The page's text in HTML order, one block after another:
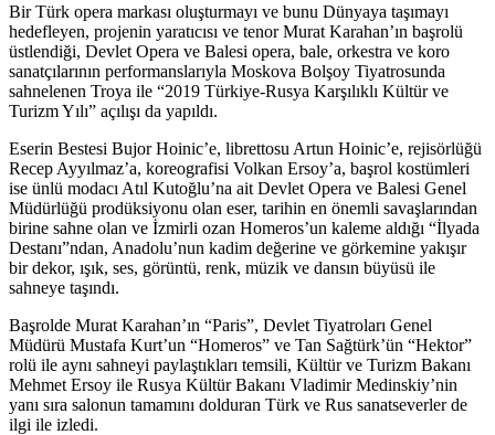
Bir Türk opera markası oluşturmayı ve bunu Dünyaya taşımayı
hedefleyen, projenin yaratıcısı ve tenor Murat Karahan’ın başrolü
üstlendiği, Devlet Opera ve Balesi opera, bale, orkestra ve koro
sanatçılarının performanslarıyla Moskova Bolşoy Tiyatrosunda
sahnelenen Troya ile “2019 Türkiye-Rusya Karşılıklı Kültür ve
Turizm Yılı” açılışı da yapıldı.
Eserin Bestesi Bujor Hoinic’e, librettosu Artun Hoinic’e, rejisörlüğü
Recep Ayyılmaz’a, koreografisi Volkan Ersoy’a, başrol kostümleri
ise ünlü modacı Atıl Kutoğlu’na ait Devlet Opera ve Balesi Genel
Müdürlüğü prodüksiyonu olan eser, tarihin en önemli savaşlarından
birine sahne olan ve İzmirli ozan Homeros’un kaleme aldığı “İlyada
Destanı”ndan, Anadolu’nun kadim değerine ve görkemine yakışır
bir dekor, ışık, ses, görüntü, renk, müzik ve dansın büyüsü ile
sahneye taşındı.
Başrolde Murat Karahan’ın “Paris”, Devlet Tiyatroları Genel
Müdürü Mustafa Kurt’un “Homeros” ve Tan Sağtürk’ün “Hektor”
rolü ile aynı sahneyi paylaştıkları temsili, Kültür ve Turizm Bakanı
Mehmet Ersoy ile Rusya Kültür Bakanı Vladimir Medinskiy’nin
yanı sıra salonun tamamını dolduran Türk ve Rus sanatseverler de
ilgi ile izledi.